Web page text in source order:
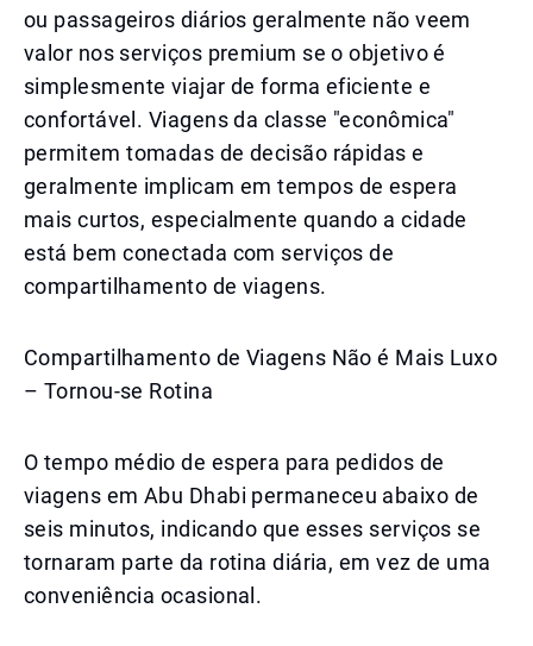
ou passageiros diários geralmente não veem
valor nos serviços premium se o objetivo é
simplesmente viajar de forma eficiente e
confortável. Viagens da classe "econômica"
permitem tomadas de decisão rápidas e
geralmente implicam em tempos de espera
mais curtos, especialmente quando a cidade
está bem conectada com serviços de
compartilhamento de viagens.
Compartilhamento de Viagens Não é Mais Luxo
– Tornou-se Rotina
O tempo médio de espera para pedidos de
viagens em Abu Dhabi permaneceu abaixo de
seis minutos, indicando que esses serviços se
tornaram parte da rotina diária, em vez de uma
conveniência ocasional.